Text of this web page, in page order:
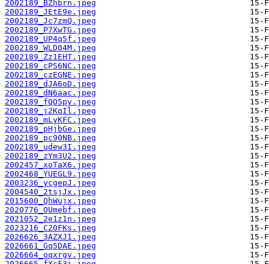
2002189_BZhbrn.jpeg
2002189_JEtE9e.jpeg
2002189_Jc7zmQ.jpeg
2002189_P7XwTG.jpeg
2002189_UP4q5f.jpeg
2002189_WLD04M.jpeg
2002189_Zz1EHT.jpeg
2002189_cPS6NC.jpeg
2002189_czEGNE.jpeg
2002189_dJA6oD.jpeg
2002189_dN6aac.jpeg
2002189_fQO5py.jpeg
2002189_j2KqIl.jpeg
2002189_mLyKFC.jpeg
2002189_pHjbGe.jpeg
2002189_pc90NB.jpeg
2002189_udew3I.jpeg
2002189_zYm3U2.jpeg
2002457_xoTaX6.jpeg
2002468_YUEGL9.jpeg
2003236_ycgepJ.jpeg
2004540_2tsjJx.jpeg
2015600_QhWujx.jpeg
2020776_OUmebf.jpeg
2021052_2e1z1n.jpeg
2023216_C20FKs.jpeg
2026626_3AZXJ1.jpeg
2026661_Gq5DAE.jpeg
2026664_oqxrgv.jpeg